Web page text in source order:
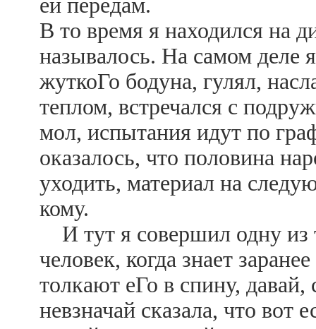
ей передам.
В то время я находился на
называлось. На самом деле
жуткоГо бодуна, гулял,
теплом, встречался с
мол, испытания идут по
оказалось, что половина
уходить, материал на
кому.
И тут я совершил одну из
человек, когда знает
толкают еГо в спину,
невзначай сказала, что вот